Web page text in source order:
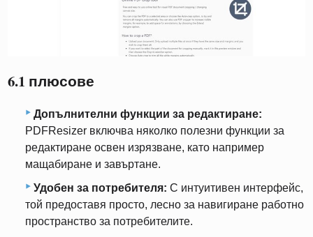
6.1 плюсове
Допълнителни функции за редактиране:
PDFResizer включва няколко полезни функции за
редактиране освен изрязване, като например
мащабиране и завъртане.
Удобен за потребителя: С интуитивен интерфейс,
той предоставя просто, лесно за навигиране работно
пространство за потребителите.